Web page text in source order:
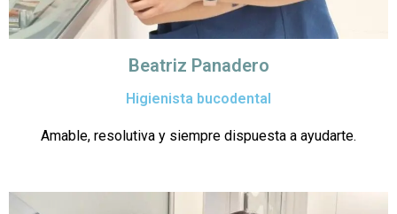
Beatriz Panadero
Higienista bucodental
Amable, resolutiva y siempre dispuesta a ayudarte.